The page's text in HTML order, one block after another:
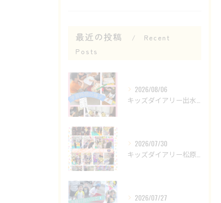
最近の投稿
Recent
Posts
2026/08/06
2026/07/30
2026/07/27